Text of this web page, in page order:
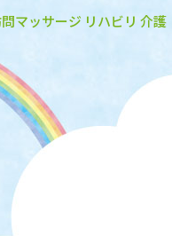
マッサージ リハビリ 介護